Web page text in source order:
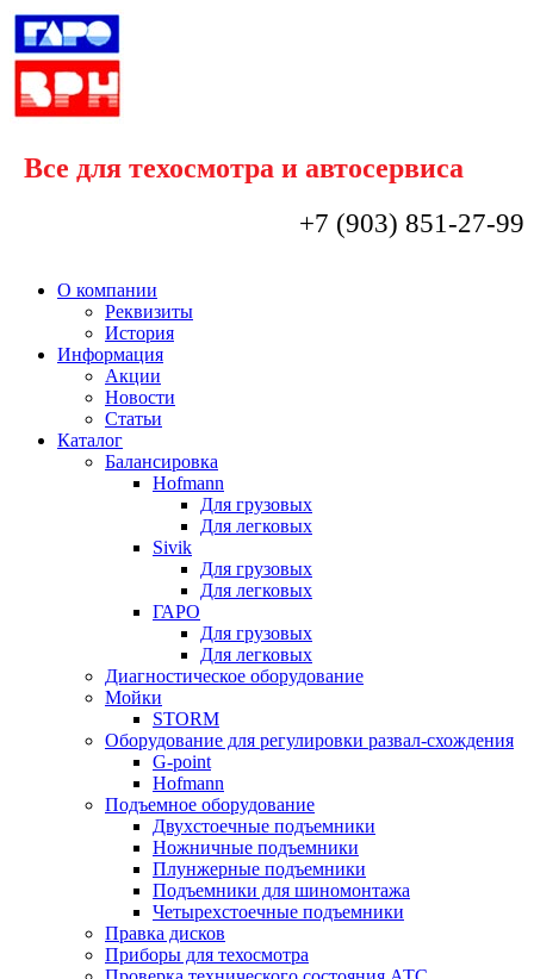
Все для техосмотра и автосервиса
+7 (903) 851-27-99
О компании
Реквизиты
История
Информация
Акции
Новости
Статьи
Каталог
Балансировка
Hofmann
Для грузовых
Для легковых
Sivik
Для грузовых
Для легковых
ГАРО
Для грузовых
Для легковых
Диагностическое оборудование
Мойки
STORM
Оборудование для регулировки развал-схождения
G-point
Hofmann
Подъемное оборудование
Двухстоечные подъемники
Ножничные подъемники
Плунжерные подъемники
Подъемники для шиномонтажа
Четырехстоечные подъемники
Правка дисков
Приборы для техосмотра